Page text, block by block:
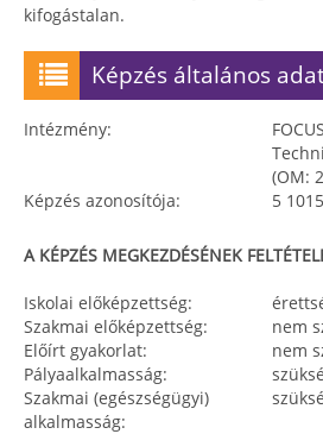
kifogástalan.
Képzés általános
Intézmény:
(OM:
Képzés azonosítója:
5
A KÉPZÉS MEGKEZDÉSÉNEK
Iskolai előképzettség:
Szakmai előképzettség:
nem
Előírt gyakorlat:
nem
Pályaalkalmasság:
Szakmai (egészségügyi)
alkalmasság: